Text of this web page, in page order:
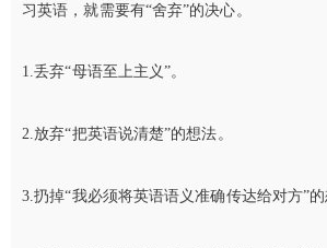
习英语，就需要有“舍弃”的决心。
1.丢弃“母语至上主义”。
2.放弃“把英语说清楚”的想法。
3.扔掉“我必须将英语语义准确传达给对方”的